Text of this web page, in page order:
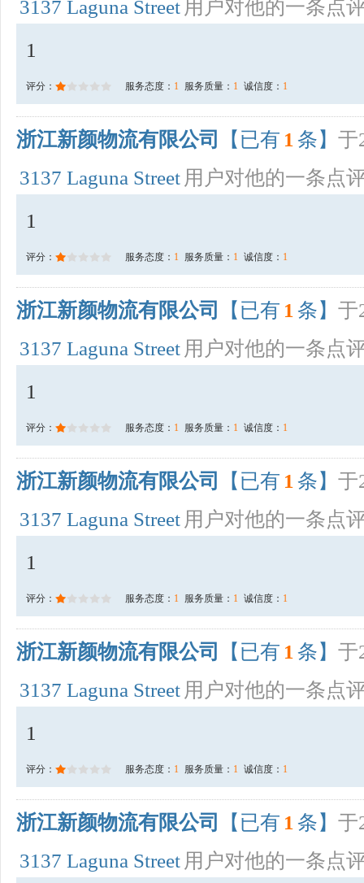
3137 Laguna Street 用户对他的一条点
1
评分： 服务态度： 1 服务质量： 1 诚信度： 1
浙江新颜物流有限公司 【已有 1 条】 于
3137 Laguna Street 用户对他的一条点
1
评分： 服务态度： 1 服务质量： 1 诚信度： 1
浙江新颜物流有限公司 【已有 1 条】 于
3137 Laguna Street 用户对他的一条点
1
评分： 服务态度： 1 服务质量： 1 诚信度： 1
浙江新颜物流有限公司 【已有 1 条】 于
3137 Laguna Street 用户对他的一条点
1
评分： 服务态度： 1 服务质量： 1 诚信度： 1
浙江新颜物流有限公司 【已有 1 条】 于
3137 Laguna Street 用户对他的一条点
1
评分： 服务态度： 1 服务质量： 1 诚信度： 1
浙江新颜物流有限公司 【已有 1 条】 于
3137 Laguna Street 用户对他的一条点